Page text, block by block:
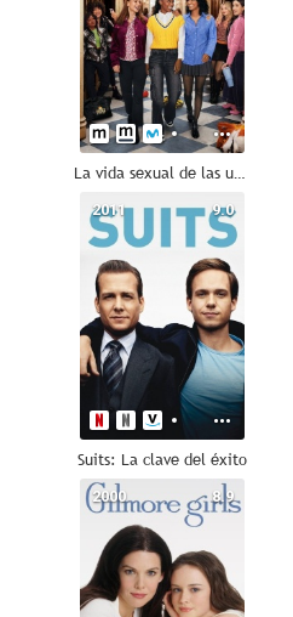
La vida sexual de las universitarias
9.0
2011
Suits: La clave del éxito
8.9
2000